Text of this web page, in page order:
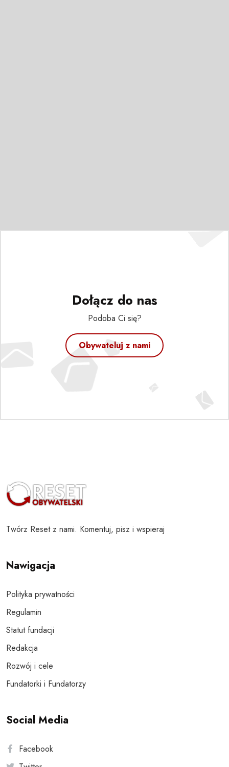
Dołącz do nas
Podoba Ci się?
Obywateluj z nami
Twórz Reset z nami. Komentuj, pisz i wspieraj
Nawigacja
Polityka prywatności
Regulamin
Statut fundacji
Redakcja
Rozwój i cele
Fundatorki i Fundatorzy
Social Media
Facebook